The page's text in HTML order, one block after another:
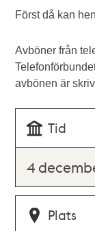
Först då kan
Avböner från
avbönen är
Tid
4
Plats